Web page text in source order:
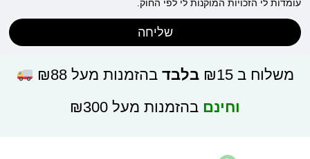
עומדות לי הזכויות המוקנות לי לפי החוק.
שליחה
משלוח ב ₪15 בלבדבהזמנות מעל ₪88
וחינם בהזמנות מעל ₪300